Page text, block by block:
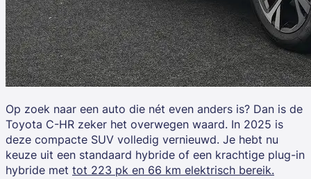
Op zoek naar een auto die nét even anders is? Dan is de
Toyota C-HR zeker het overwegen waard. In 2025 is
deze compacte SUV volledig vernieuwd. Je hebt nu
keuze uit een standaard hybride of een krachtige plug-in
hybride met tot 223 pk en 66 km elektrisch bereik.